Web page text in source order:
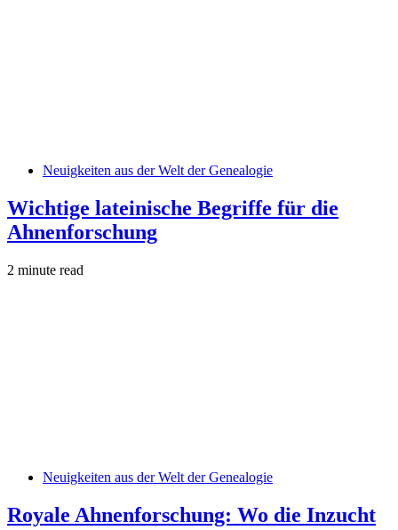
Neuigkeiten aus der Welt der Genealogie
Wichtige lateinische Begriffe für die
Ahnenforschung
2 minute read
Neuigkeiten aus der Welt der Genealogie
Royale Ahnenforschung: Wo die Inzucht